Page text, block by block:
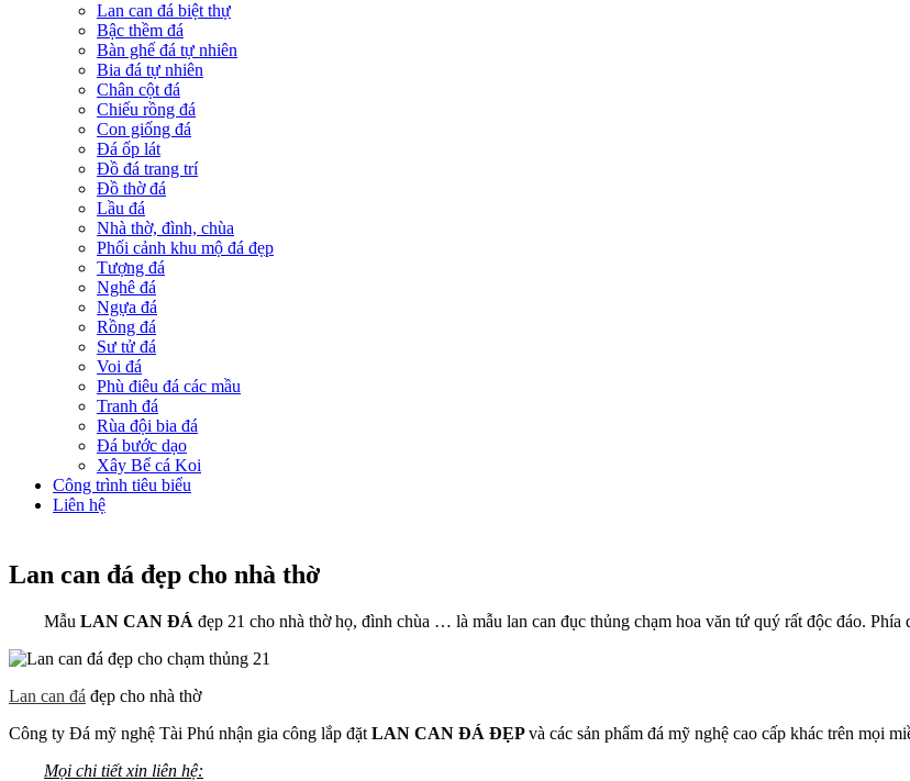
Lan can đá biệt thự
Bậc thềm đá
Bàn ghế đá tự nhiên
Bia đá tự nhiên
Chân cột đá
Chiếu rồng đá
Con giống đá
Đá ốp lát
Đồ đá trang trí
Đồ thờ đá
Lầu đá
Nhà thờ, đình, chùa
Phối cảnh khu mộ đá đẹp
Tượng đá
Nghê đá
Ngựa đá
Rồng đá
Sư tử đá
Voi đá
Phù điêu đá các mầu
Tranh đá
Rùa đội bia đá
Đá bước dạo
Xây Bể cá Koi
Công trình tiêu biểu
Liên hệ
Lan can đá đẹp cho nhà thờ
Mẫu LAN CAN ĐÁ đẹp 21 cho nhà thờ họ, đình chùa … là mẫu lan can đục thủng chạm hoa văn tứ quý rất độc đáo.
Lan can đá đẹp cho nhà thờ
Công ty Đá mỹ nghệ Tài Phú nhận gia công lắp đặt LAN CAN ĐÁ ĐẸPvà các sản phẩm đá mỹ nghệ cao cấp khác trên mọi
Mọi chi tiết xin liên hệ: